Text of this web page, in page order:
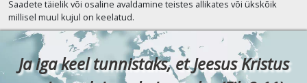
Saadete täielik või osaline avaldamine teistes allikates või ükskõik
millisel muul kujul on keelatud.
Ja iga keel tunnistaks, et Jeesus Kristus